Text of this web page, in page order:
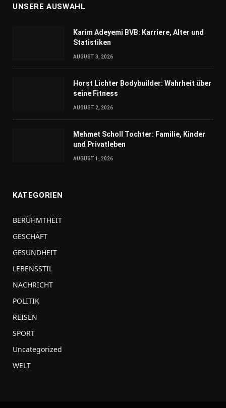
UNSERE AUSWAHL
Karim Adeyemi BVB: Karriere, Alter und
Statistiken
AUGUST 3, 2026
Horst Lichter Bodybuilder: Wahrheit über
seine Fitness
AUGUST 2, 2026
Mehmet Scholl Tochter: Familie, Kinder
und Privatleben
AUGUST 1, 2026
KATEGORIEN
BERÜHMTHEIT
GESCHÄFT
GESUNDHEIT
LEBENSSTIL
NACHRICHT
POLITIK
REISEN
SPORT
Uncategorized
WELT